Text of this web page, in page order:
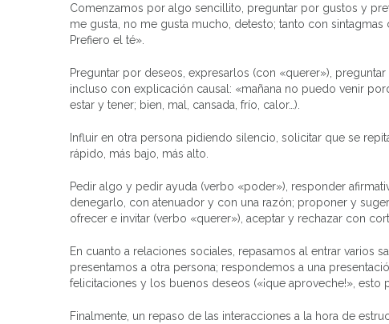
Comenzamos por algo sencillito, preguntar por gustos y
me gusta, no me gusta mucho, detesto; tanto con
Prefiero el té».
Preguntar por deseos, expresarlos (con «querer»),
incluso con explicación causal: «mañana no puedo venir
estar y tener; bien, mal, cansada, frío, calor…).
Influir en otra persona pidiendo silencio, solicitar que se
rápido, más bajo, más alto.
Pedir algo y pedir ayuda (verbo «poder»), responder
denegarlo, con atenuador y con una razón; proponer y
ofrecer e invitar (verbo «querer»), aceptar y rechazar con
En cuanto a relaciones sociales, repasamos al entrar varios
presentamos a otra persona; respondemos a una
felicitaciones y los buenos deseos («¡que aproveche!», esto
Finalmente, un repaso de las interacciones a la hora de